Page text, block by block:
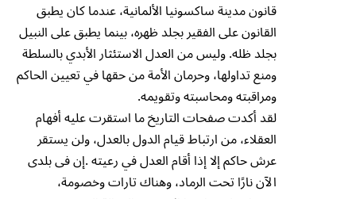
قانون مدينة ساكسونيا الألمانية، عندما كان يطبق
القانون على الفقير بجلد ظهره، بينما يطبق على النبيل
بجلد ظله. وليس من العدل الاستئثار الأبدي بالسلطة
ومنع تداولها، وحرمان الأمة من حقها في تعيين الحاكم
ومراقبته ومحاسبته وتقويمه.
لقد أكدت صفحات التاريخ ما استقرت عليه أفهام
العقلاء، من ارتباط قيام الدول بالعدل، ولن يستقر
عرش حاكم إلا إذا أقام العدل في رعيته .إن فى بلدى
الآن نارًا تحت الرماد، وهناك تارات وخصومة،